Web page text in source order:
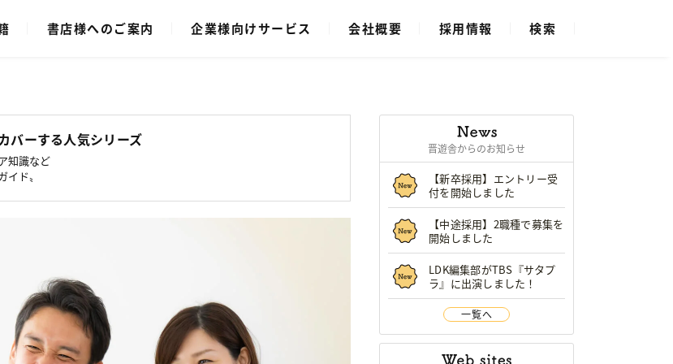
書店様へのご案内 企業様向けサービス 会社概要 採用情報 検索
バーする人気シリーズ
知識など
ド〟
晋遊舎からのお知らせ
【新卒採用】エントリー受
付を開始しました
【中途採用】2職種で募集を
開始しました
LDK編集部がTBS『サタプ
ラ』に出演しました！
一覧へ